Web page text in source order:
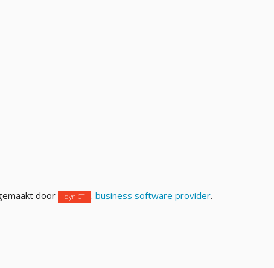
door dynICT . business software provider.